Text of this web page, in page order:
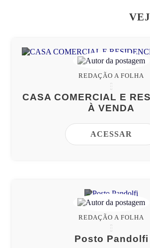
REDAÇÃO A FOLHA
CASA COMERCIAL E
À VENDA
ACESSAR
REDAÇÃO A FOLHA
Posto Pandolfi